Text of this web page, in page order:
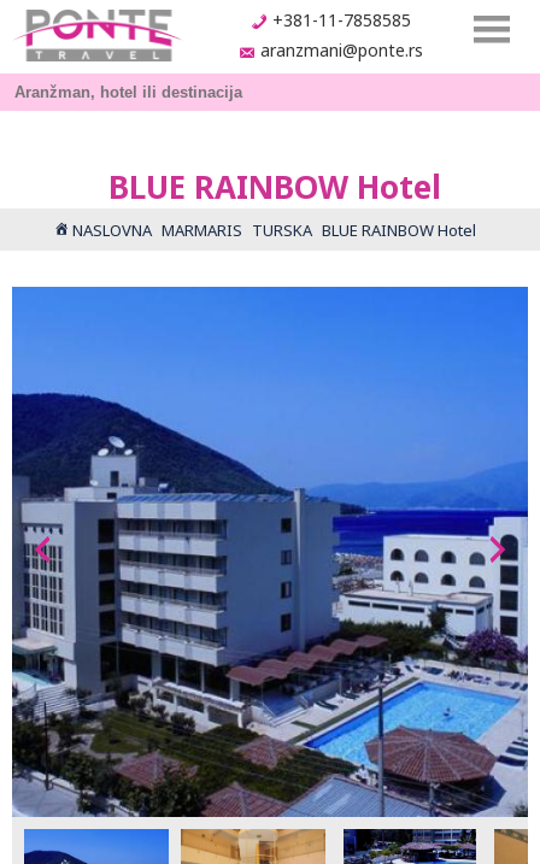
+381-11-7858585
aranzmani@ponte.rs
BLUE RAINBOW Hotel
NASLOVNA MARMARIS TURSKA BLUE RAINBOW Hotel